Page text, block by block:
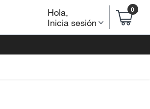
Hola,
Inicia sesión
0